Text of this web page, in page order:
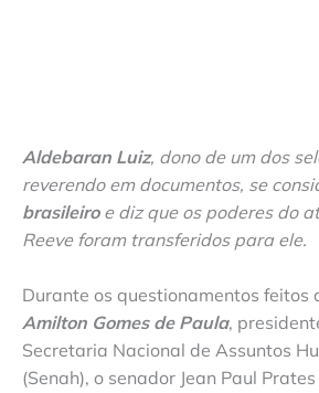
Aldebaran Luiz, dono de um dos
reverendo em documentos, se
brasileiroe diz que os poderes do
Reeve foram transferidos para ele.
Durante os questionamentos feitos
Amilton Gomes de Paula,
Secretaria Nacional de Assuntos
(Senah), o senador Jean Paul Prates